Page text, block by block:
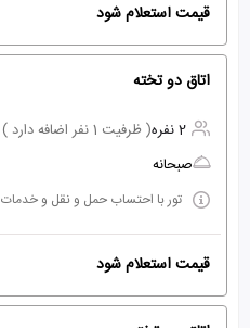
قیمت استعلام شود
اتاق دو تخته
2 نفره
( ظرفیت 1 نفر اضافه دارد )
صبحانه
تور با احتساب حمل و نقل و خدمات
قیمت استعلام شود